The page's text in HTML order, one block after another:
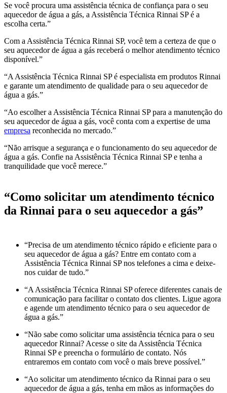
Se você procura uma assistência técnica de confiança para o seu
aquecedor de água a gás, a Assistência Técnica Rinnai SP é a
escolha certa.”
Com a Assistência Técnica Rinnai SP, você tem a certeza de que o
seu aquecedor de água a gás receberá o melhor atendimento técnico
disponível.”
“A Assistência Técnica Rinnai SP é especialista em produtos Rinnai
e garante um atendimento de qualidade para o seu aquecedor de
água a gás.”
“Ao escolher a Assistência Técnica Rinnai SP para a manutenção do
seu aquecedor de água a gás, você conta com a expertise de uma
empresa reconhecida no mercado.”
“Não arrisque a segurança e o funcionamento do seu aquecedor de
água a gás. Confie na Assistência Técnica Rinnai SP e tenha a
tranquilidade que você merece.”
“Como solicitar um atendimento técnico
da Rinnai para o seu aquecedor a gás”
“Precisa de um atendimento técnico rápido e eficiente para o
seu aquecedor de água a gás? Entre em contato com a
Assistência Técnica Rinnai SP nos telefones a cima e deixe-
nos cuidar de tudo.”
“A Assistência Técnica Rinnai SP oferece diferentes canais de
comunicação para facilitar o contato dos clientes. Ligue agora
e agende um atendimento técnico para o seu aquecedor de
água a gás.”
“Não sabe como solicitar uma assistência técnica para o seu
aquecedor Rinnai? Acesse o site da Assistência Técnica
Rinnai SP e preencha o formulário de contato. Nós
entraremos em contato com você o mais breve possível.”
“Ao solicitar um atendimento técnico da Rinnai para o seu
aquecedor de água a gás, tenha em mãos as informações do